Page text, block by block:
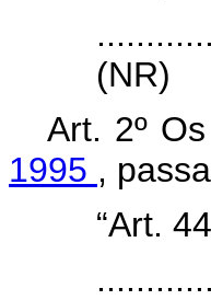
(NR)
Art. 2º
1995 ,
“Art.